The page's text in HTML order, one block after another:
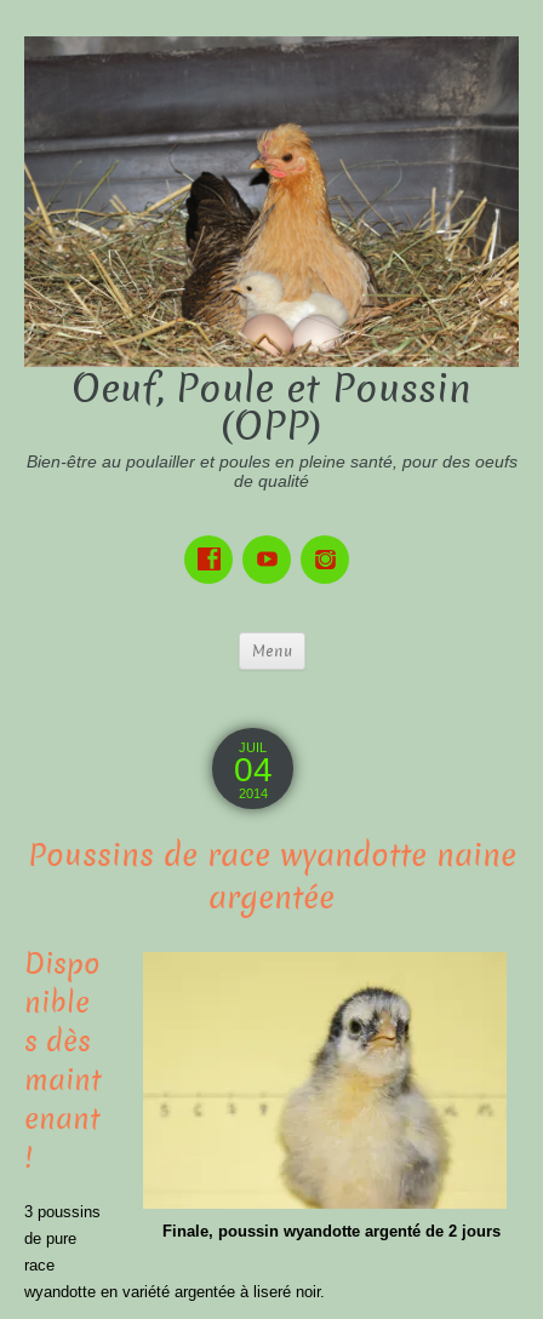
Oeuf, Poule et Poussin
(OPP)
Bien-être au poulailler et poules en pleine santé, pour des oeufs
de qualité
Menu
JUIL
04
2014
Poussins de race wyandotte naine
argentée
Finale, poussin wyandotte argenté de 2 jours
Dispo
nible
s dès
maint
enant
!
3 poussins
de pure
race
wyandotte en variété argentée à liseré noir.